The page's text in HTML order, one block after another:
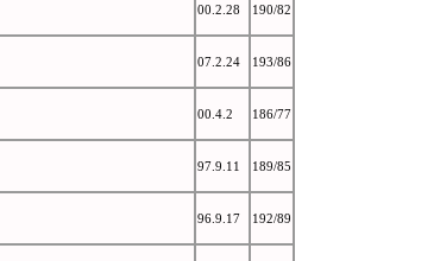
00.2.28 190/82
07.2.24 193/86
00.4.2 186/77
97.9.11 189/85
96.9.17 192/89